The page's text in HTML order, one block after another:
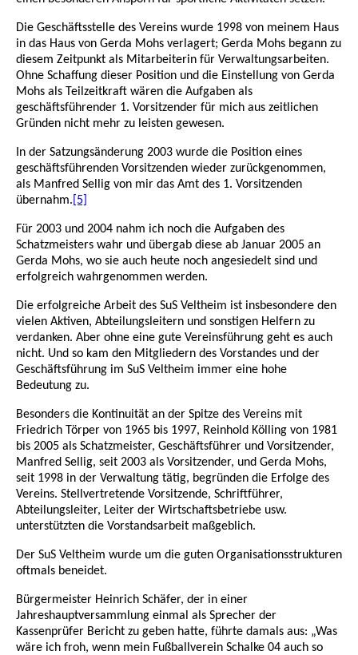
Die Geschäftsstelle des Vereins wurde 1998 von meinem Haus
in das Haus von Gerda Mohs verlagert; Gerda Mohs begann zu
diesem Zeitpunkt als Mitarbeiterin für Verwaltungsarbeiten.
Ohne Schaffung dieser Position und die Einstellung von Gerda
Mohs als Teilzeitkraft wären die Aufgaben als
geschäftsführender 1. Vorsitzender für mich aus zeitlichen
Gründen nicht mehr zu leisten gewesen.
In der Satzungsänderung 2003 wurde die Position eines
geschäftsführenden Vorsitzenden wieder zurückgenommen,
als Manfred Sellig von mir das Amt des 1. Vorsitzenden
übernahm. [5]
Für 2003 und 2004 nahm ich noch die Aufgaben des
Schatzmeisters wahr und übergab diese ab Januar 2005 an
Gerda Mohs, wo sie auch heute noch angesiedelt sind und
erfolgreich wahrgenommen werden.
Die erfolgreiche Arbeit des SuS Veltheim ist insbesondere den
vielen Aktiven, Abteilungsleitern und sonstigen Helfern zu
verdanken. Aber ohne eine gute Vereinsführung geht es auch
nicht. Und so kam den Mitgliedern des Vorstandes und der
Geschäftsführung im SuS Veltheim immer eine hohe
Bedeutung zu.
Besonders die Kontinuität an der Spitze des Vereins mit
Friedrich Törper von 1965 bis 1997, Reinhold Kölling von 1981
bis 2005 als Schatzmeister, Geschäftsführer und Vorsitzender,
Manfred Sellig, seit 2003 als Vorsitzender, und Gerda Mohs,
seit 1998 in der Verwaltung tätig, begründen die Erfolge des
Vereins. Stellvertretende Vorsitzende, Schriftführer,
Abteilungsleiter, Leiter der Wirtschaftsbetriebe usw.
unterstützten die Vorstandsarbeit maßgeblich.
Der SuS Veltheim wurde um die guten Organisationsstrukturen
oftmals beneidet.
Bürgermeister Heinrich Schäfer, der in einer
Jahreshauptversammlung einmal als Sprecher der
Kassenprüfer Bericht zu geben hatte, führte damals aus: „Was
wäre ich froh, wenn mein Fußballverein Schalke 04 auch so